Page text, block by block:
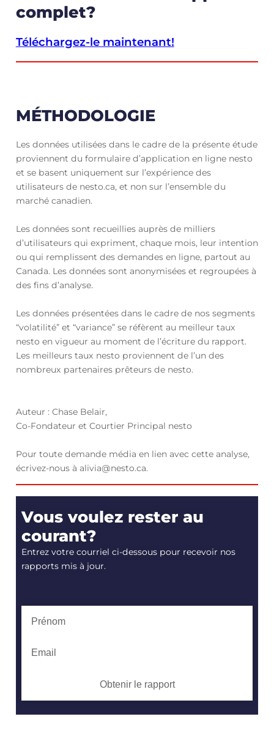
complet?
Téléchargez-le maintenant!
MÉTHODOLOGIE
Les données utilisées dans le cadre de la présente étude
proviennent du formulaire d’application en ligne nesto
et se basent uniquement sur l’expérience des
utilisateurs de nesto.ca, et non sur l’ensemble du
marché canadien.
Les données sont recueillies auprès de milliers
d’utilisateurs qui expriment, chaque mois, leur intention
ou qui remplissent des demandes en ligne, partout au
Canada. Les données sont anonymisées et regroupées à
des fins d’analyse.
Les données présentées dans le cadre de nos segments
“volatilité” et “variance” se réfèrent au meilleur taux
nesto en vigueur au moment de l’écriture du rapport.
Les meilleurs taux nesto proviennent de l’un des
nombreux partenaires prêteurs de nesto.
Auteur : Chase Belair,
Co-Fondateur et Courtier Principal nesto
Pour toute demande média en lien avec cette analyse,
écrivez-nous à alivia@nesto.ca.
Vous voulez rester au
courant?
Entrez votre courriel ci-dessous pour recevoir nos
rapports mis à jour.
Obtenir le rapport